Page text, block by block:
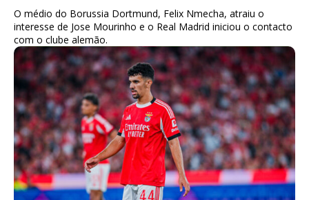
O médio do Borussia Dortmund, Felix Nmecha, atraiu o
interesse de Jose Mourinho e o Real Madrid iniciou o contacto
com o clube alemão.